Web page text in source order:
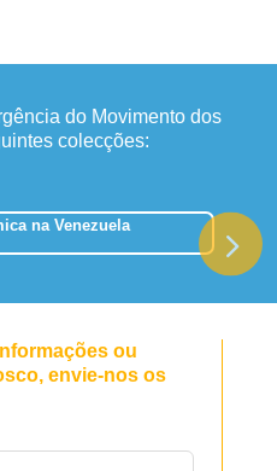
do Movimento dos
colecções:
na Venezuela
ou
envie-nos os